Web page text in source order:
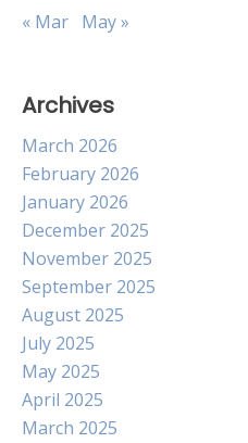
« Mar May »
Archives
March 2026
February 2026
January 2026
December 2025
November 2025
September 2025
August 2025
July 2025
May 2025
April 2025
March 2025